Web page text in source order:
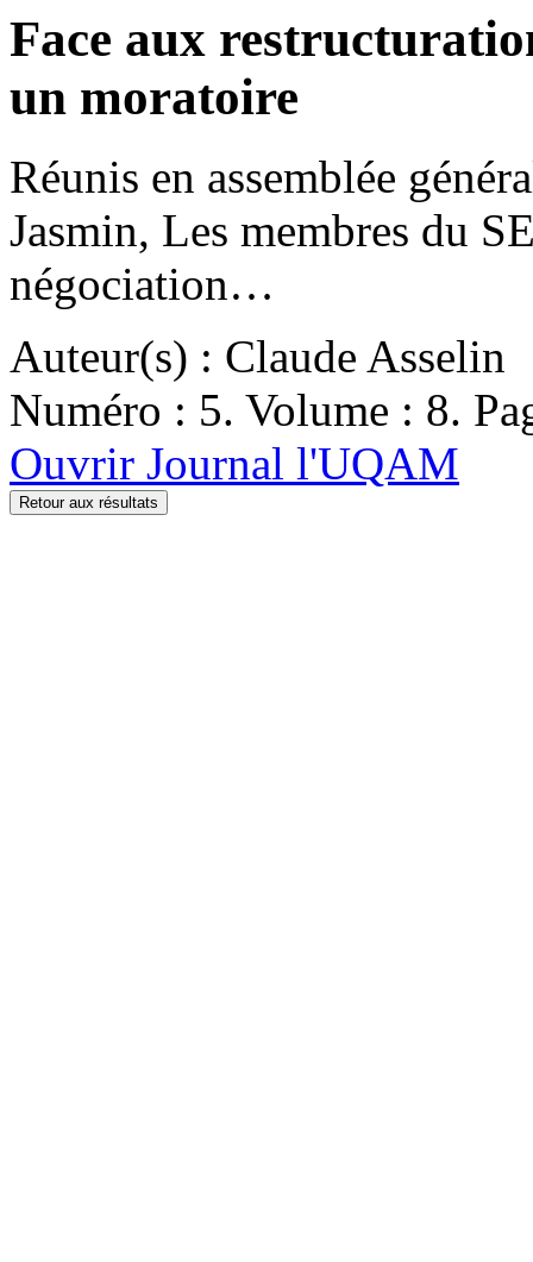
Face aux
un moratoire
Réunis en assemblée
Jasmin, Les membres du
négociation…
Auteur(s) : Claude Asselin
Numéro : 5. Volume : 8.
Ouvrir Journal l'UQAM
Retour aux résultats